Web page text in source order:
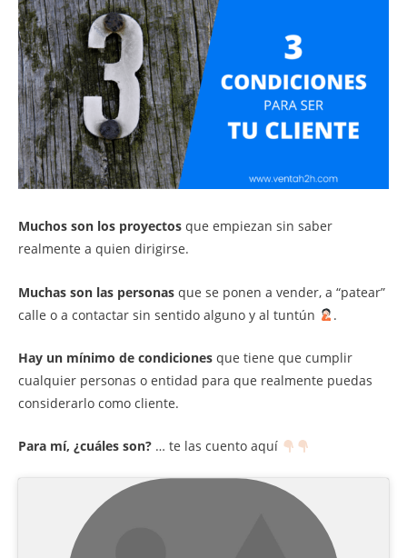
Muchos son los proyectos que empiezan sin saber
realmente a quien dirigirse.
Muchas son las personas que se ponen a vender, a “patear”
calle o a contactar sin sentido alguno y al tuntún
.
Hay un mínimo de condiciones que tiene que cumplir
cualquier personas o entidad para que realmente puedas
considerarlo como cliente.
Para mí, ¿cuáles son? … te las cuento aquí